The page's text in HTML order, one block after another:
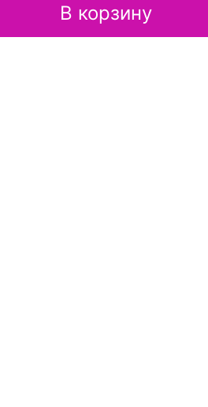
В корзину